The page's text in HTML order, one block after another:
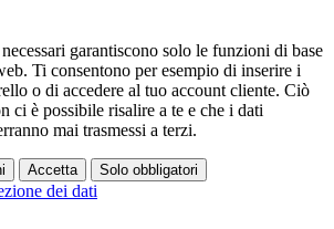
garantiscono solo le funzioni di base
Ti consentono per esempio di inserire i
o di accedere al tuo account cliente. Ciò
ci è possibile risalire a te e che i dati
mai trasmessi a terzi.
Accetta Solo obbligatori
dei dati